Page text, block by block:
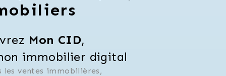
Mon CID,
immobilier digital
les ventes immobilières,